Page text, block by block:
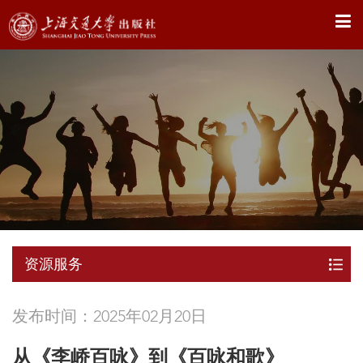
X
资源服务
发布时间：2025年02月20日
从《李峤百咏》到《百咏和歌》